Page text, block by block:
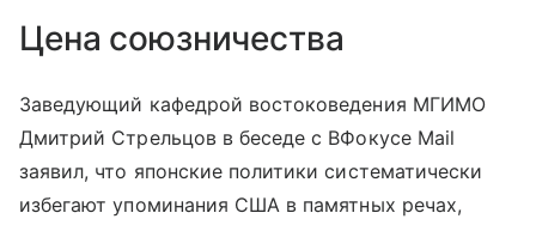
Цена союзничества
Заведующий кафедрой востоковедения МГИМО
Дмитрий Стрельцов в беседе с ВФокусе Mail
заявил, что японские политики систематически
избегают упоминания США в памятных речах,